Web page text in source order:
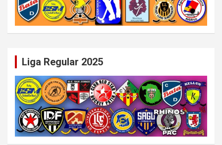
Liga Regular 2025